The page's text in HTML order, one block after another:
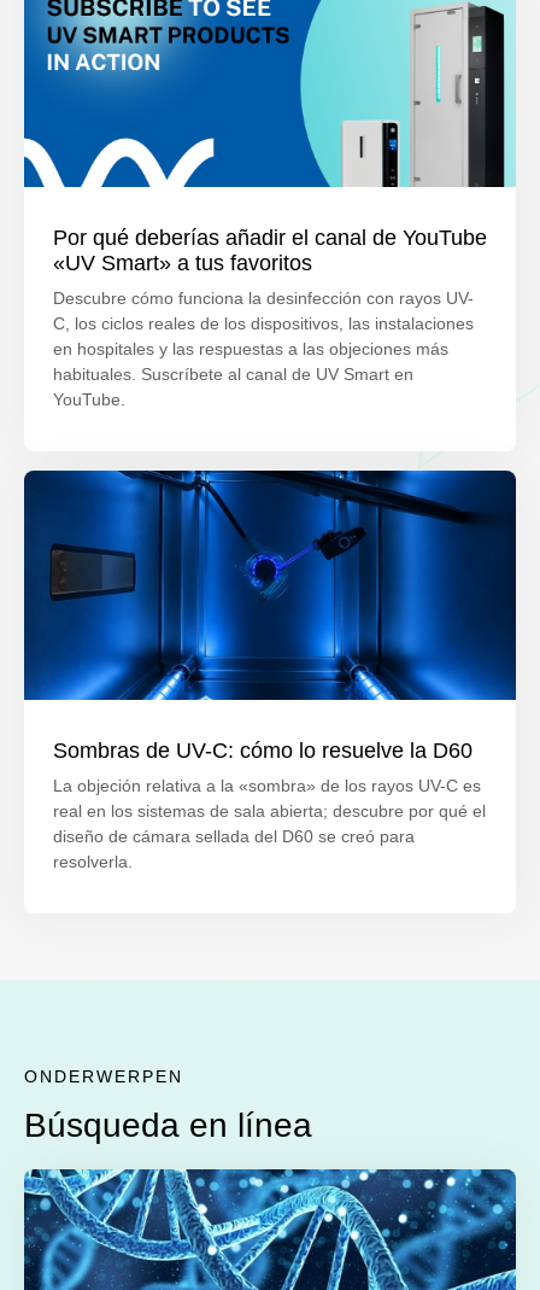
Por qué deberías añadir el canal de YouTube
«UV Smart» a tus favoritos
Descubre cómo funciona la desinfección con rayos UV-
C, los ciclos reales de los dispositivos, las instalaciones
en hospitales y las respuestas a las objeciones más
habituales. Suscríbete al canal de UV Smart en
YouTube.
Sombras de UV-C: cómo lo resuelve la D60
La objeción relativa a la «sombra» de los rayos UV-C es
real en los sistemas de sala abierta; descubre por qué el
diseño de cámara sellada del D60 se creó para
resolverla.
ONDERWERPEN
Búsqueda en línea